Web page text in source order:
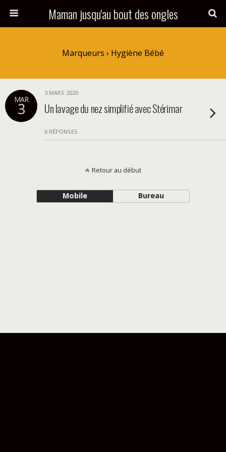
Maman jusqu'au bout des ongles
Marqueurs › Hygiène Bébé
MAR
3
3 MARS 2020
Un lavage du nez simplifié avec Stérimar
6 RÉPONSES
Retour au début
Mobile Bureau